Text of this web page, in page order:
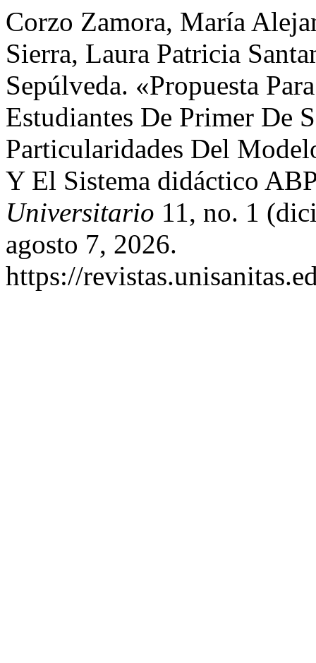
Corzo Zamora, María
Sierra, Laura Patricia
Sepúlveda. «Propuesta
Estudiantes De Primer De
Particularidades Del
Y El Sistema didáctico
Universitario 11, no. 1
agosto 7, 2026.
https://